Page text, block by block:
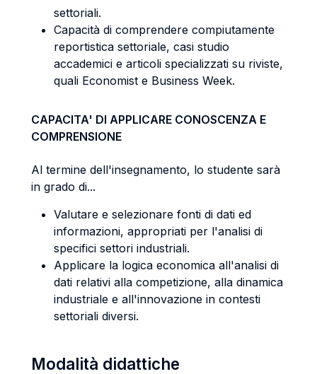
settoriali.
Capacità di comprendere compiutamente
reportistica settoriale, casi studio
accademici e articoli specializzati su riviste,
quali Economist e Business Week.
CAPACITA' DI APPLICARE CONOSCENZA E
COMPRENSIONE
Al termine dell'insegnamento, lo studente sarà
in grado di...
Valutare e selezionare fonti di dati ed
informazioni, appropriati per l'analisi di
specifici settori industriali.
Applicare la logica economica all'analisi di
dati relativi alla competizione, alla dinamica
industriale e all'innovazione in contesti
settoriali diversi.
Modalità didattiche